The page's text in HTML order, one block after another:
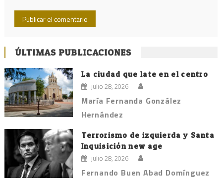
ÚLTIMAS PUBLICACIONES
La ciudad que late en el centro
julio 28, 2026
María Fernanda González
Hernández
Terrorismo de izquierda y Santa
Inquisición new age
julio 28, 2026
Fernando Buen Abad Domínguez